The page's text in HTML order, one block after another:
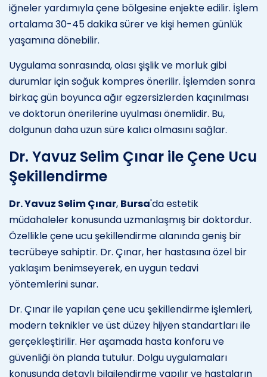
iğneler yardımıyla çene bölgesine enjekte edilir. İşlem
ortalama 30-45 dakika sürer ve kişi hemen günlük
yaşamına dönebilir.
Uygulama sonrasında, olası şişlik ve morluk gibi
durumlar için soğuk kompres önerilir. İşlemden sonra
birkaç gün boyunca ağır egzersizlerden kaçınılması
ve doktorun önerilerine uyulması önemlidir. Bu,
dolgunun daha uzun süre kalıcı olmasını sağlar.
Dr. Yavuz Selim Çınar ile Çene Ucu
Şekillendirme
Dr. Yavuz Selim Çınar, Bursa'da estetik
müdahaleler konusunda uzmanlaşmış bir doktordur.
Özellikle çene ucu şekillendirme alanında geniş bir
tecrübeye sahiptir. Dr. Çınar, her hastasına özel bir
yaklaşım benimseyerek, en uygun tedavi
yöntemlerini sunar.
Dr. Çınar ile yapılan çene ucu şekillendirme işlemleri,
modern teknikler ve üst düzey hijyen standartları ile
gerçekleştirilir. Her aşamada hasta konforu ve
güvenliği ön planda tutulur. Dolgu uygulamaları
konusunda detaylı bilgilendirme yapılır ve hastaların